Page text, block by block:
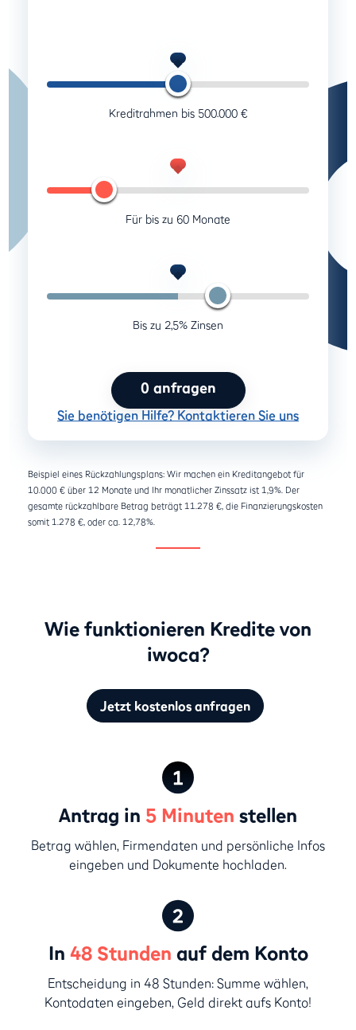
Darlehensbetrag
Kreditrahmen bis 500.000 €
Monate
Für bis zu 60 Monate
Zinsen
Bis zu 2,5% Zinsen
Sie benötigen Hilfe? Kontaktieren Sie uns
0 anfragen
Beispiel eines Rückzahlungsplans: Wir machen ein Kreditangebot für
10.000 € über 12 Monate und Ihr monatlicher Zinssatz ist 1,9%. Der
gesamte rückzahlbare Betrag beträgt 11.278 €, die Finanzierungskosten
somit 1.278 €, oder ca. 12,78%.
Wie funktionieren Kredite von
iwoca?
Jetzt kostenlos anfragen
Antrag in 5 Minuten stellen
Betrag wählen, Firmendaten und persönliche Infos
eingeben und Dokumente hochladen.
In 48 Stunden auf dem Konto
Entscheidung in 48 Stunden: Summe wählen,
Kontodaten eingeben, Geld direkt aufs Konto!